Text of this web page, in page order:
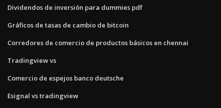
Dividendos de inversión para dummies pdf
Gráficos de tasas de cambio de bitcoin
Corredores de comercio de productos básicos en chennai
Tradingview vs
Comercio de espejos banco deutsche
Esignal vs tradingview